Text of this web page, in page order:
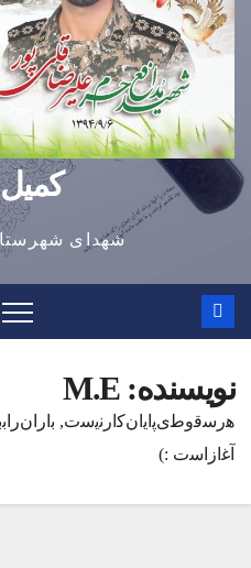
شهدای
نویسنده:M.E
ه‍‌رس‍‌ق‍‌وط‍‌ی‌پ‍‌ای‍‌ان‌ک‍‌ارن‍‌ی‍‌س‍‌ت‌,
آغ‍‌ازاس‍‌ت :)️